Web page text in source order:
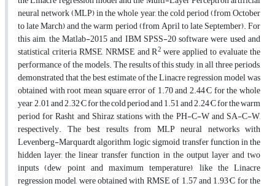
neural network (MLP) in the whole year, the cold period (from October
to late March) and the warm period (from April to late September). For
this aim, the Matlab-2015 and IBM SPSS-20 software were used and
statistical criteria RMSE, NRMSE and R2 were applied to evaluate the
performance of the models. The results of this study, in all three periods,
demonstrated that the best estimate of the Linacre regression model was
obtained with root mean square error of 1.70 and 2.44°C for the whole
year, 2.01 and 2.32°C for the cold period and 1.51 and 2.24°C for the warm
period for Rasht and Shiraz stations with the PH-C-W and SA-C-W,
respectively. The best results from MLP neural networks with
Levenberg-Marquardt algorithm, logic sigmoid transfer function in the
hidden layer, the linear transfer function in the output layer and two
inputs (dew point and maximum temperature), like the Linacre
regression model, were obtained with RMSE of 1.57 and 1.93°C for the